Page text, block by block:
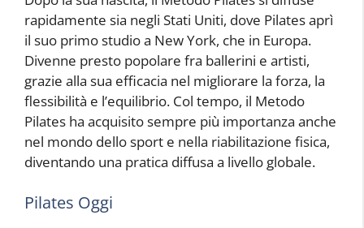
rapidamente sia negli Stati Uniti, dove Pilates aprì
il suo primo studio a New York, che in Europa.
Divenne presto popolare fra ballerini e artisti,
grazie alla sua efficacia nel migliorare la forza, la
flessibilità e l’equilibrio. Col tempo, il Metodo
Pilates ha acquisito sempre più importanza anche
nel mondo dello sport e nella riabilitazione fisica,
diventando una pratica diffusa a livello globale.
Pilates Oggi